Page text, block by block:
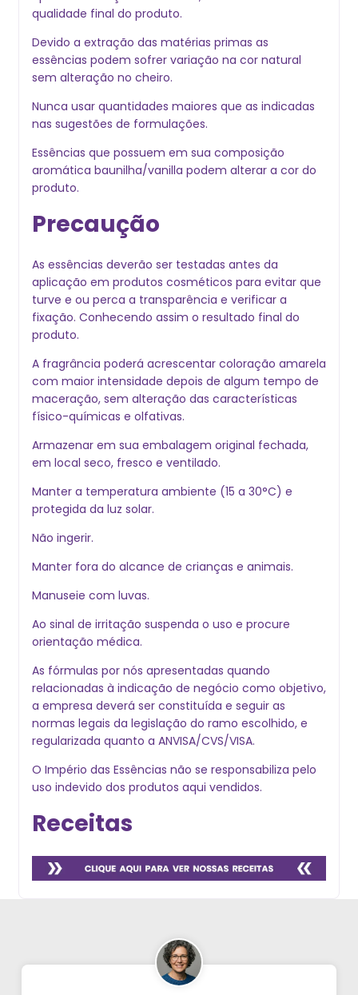
qualidade final do produto.
Devido a extração das matérias primas as
essências podem sofrer variação na cor natural
sem alteração no cheiro.
Nunca usar quantidades maiores que as indicadas
nas sugestões de formulações.
Essências que possuem em sua composição
aromática baunilha/vanilla podem alterar a cor do
produto.
Precaução
As essências deverão ser testadas antes da
aplicação em produtos cosméticos para evitar que
turve e ou perca a transparência e verificar a
fixação. Conhecendo assim o resultado final do
produto.
A fragrância poderá acrescentar coloração amarela
com maior intensidade depois de algum tempo de
maceração, sem alteração das características
físico-químicas e olfativas.
Armazenar em sua embalagem original fechada,
em local seco, fresco e ventilado.
Manter a temperatura ambiente (15 a 30°C) e
protegida da luz solar.
Não ingerir.
Manter fora do alcance de crianças e animais.
Manuseie com luvas.
Ao sinal de irritação suspenda o uso e procure
orientação médica.
As fórmulas por nós apresentadas quando
relacionadas à indicação de negócio como objetivo,
a empresa deverá ser constituída e seguir as
normas legais da legislação do ramo escolhido, e
regularizada quanto a ANVISA/CVS/VISA.
O Império das Essências não se responsabiliza pelo
uso indevido dos produtos aqui vendidos.
Receitas